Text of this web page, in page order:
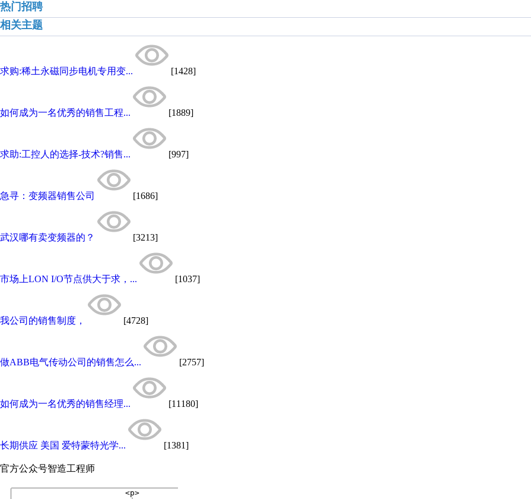
热门招聘
相关主题
求购:稀土永磁同步电机专用变... [1428]
如何成为一名优秀的销售工程... [1889]
求助:工控人的选择-技术?销售... [997]
急寻：变频器销售公司 [1686]
武汉哪有卖变频器的？ [3213]
市场上LON I/O节点供大于求，... [1037]
我公司的销售制度， [4728]
做ABB电气传动公司的销售怎么... [2757]
如何成为一名优秀的销售经理... [11180]
长期供应 美国 爱特蒙特光学... [1381]
官方公众号智造工程师